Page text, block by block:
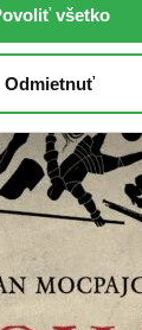
všetko
Odmietnuť